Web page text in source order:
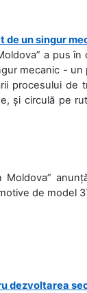
de un singur
a pus
mecanic -
procesului
și circulă pe
Moldova”
de model
dezvoltarea